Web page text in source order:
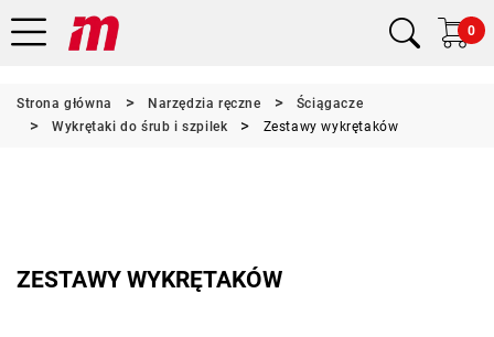
0
Strona główna Narzędzia ręczne
Ściągacze
Wykrętaki do śrub i szpilek
Zestawy wykrętaków
ZESTAWY WYKRĘTAKÓW